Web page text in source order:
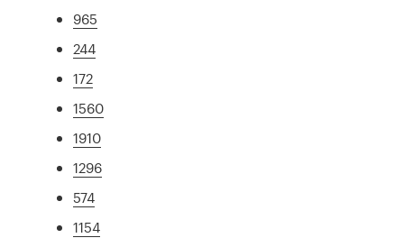
965
244
172
1560
1910
1296
574
1154